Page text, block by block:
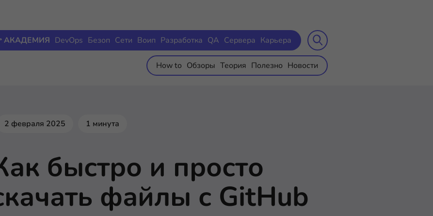
АКАДЕМИЯ DevOps Безоп Сети Воип Разработка QA Сервера Карьера
How to Обзоры Теория Полезно Новости
2 февраля 2025 1 минута
быстро и просто
файлы с GitHub